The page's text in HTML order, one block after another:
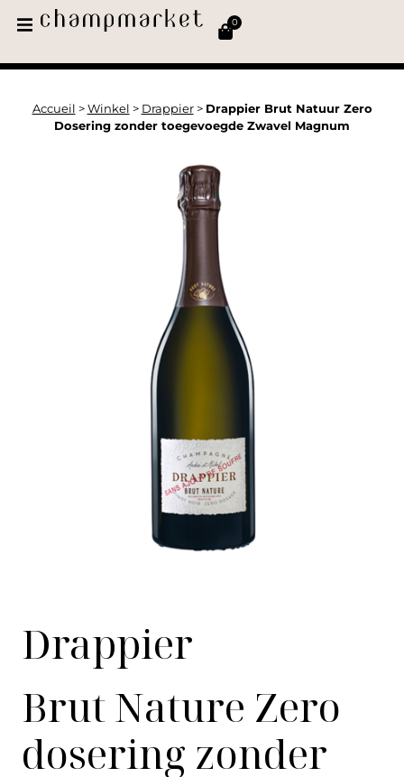
0
Accueil > Winkel > Drappier> Drappier Brut Natuur Zero
Dosering zonder toegevoegde Zwavel Magnum
Drappier
Brut Nature Zero
dosering zonder